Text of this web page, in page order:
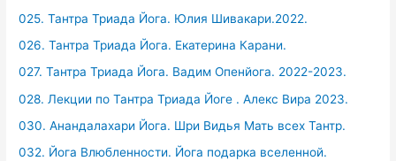
025. Тантра Триада Йога. Юлия Шивакари.2022.
026. Тантра Триада Йога. Екатерина Карани.
027. Тантра Триада Йога. Вадим Опенйога. 2022-2023.
028. Лекции по Тантра Триада Йоге . Алекс Вира 2023.
030. Анандалахари Йога. Шри Видья Мать всех Тантр.
032. Йога Влюбленности. Йога подарка вселенной.